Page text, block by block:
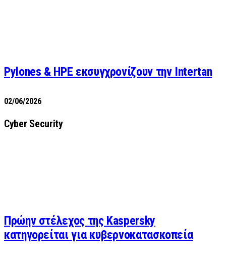
Pylones & HPE εκσυγχρονίζουν την Intertan
02/06/2026
Cyber Security
Πρώην στέλεχος της Kaspersky
κατηγορείται για κυβερνοκατασκοπεία